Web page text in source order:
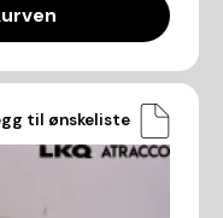
til ønskeliste